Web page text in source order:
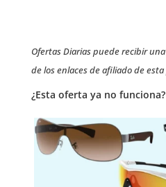
Ofertas Diarias puede recibir
de los enlaces de afiliado de
¿Esta oferta ya no funciona?